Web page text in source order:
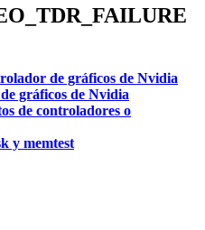
de gráficos de Nvidia
gráficos de Nvidia
de controladores o
y memtest